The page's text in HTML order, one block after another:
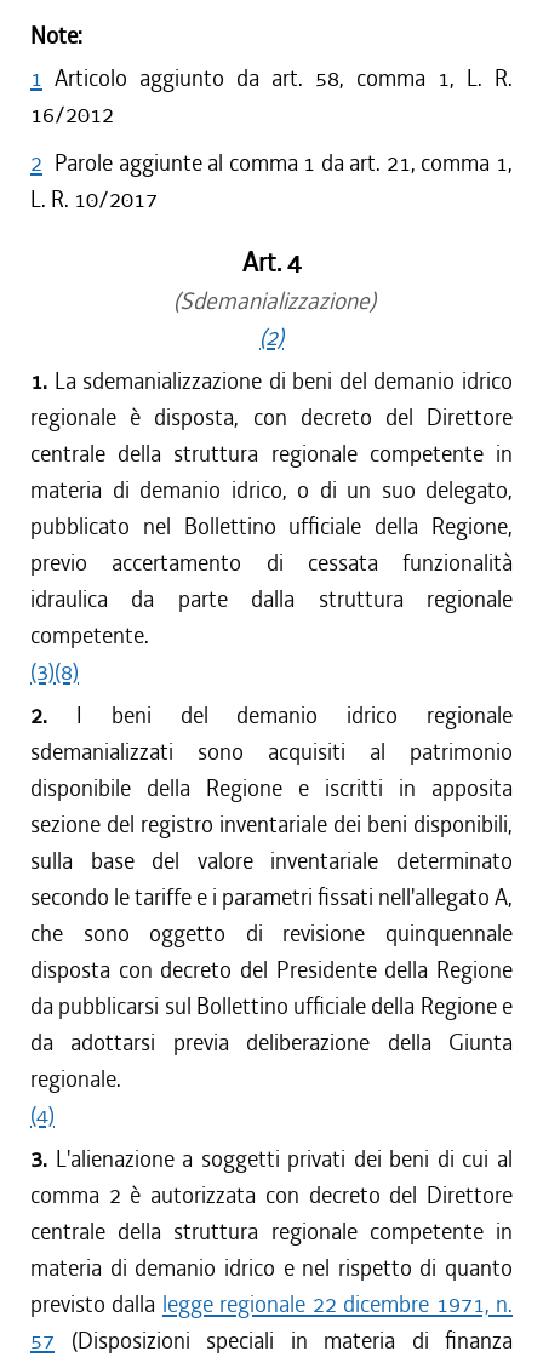
Note:
1 Articolo aggiunto da art. 58, comma 1, L. R.
16/2012
2 Parole aggiunte al comma 1 da art. 21, comma 1,
L. R. 10/2017
Art. 4
(Sdemanializzazione)
(2)
1. La sdemanializzazione di beni del demanio idrico
regionale è disposta, con decreto del Direttore
centrale della struttura regionale competente in
materia di demanio idrico, o di un suo delegato,
pubblicato nel Bollettino ufficiale della Regione,
previo accertamento di cessata funzionalità
idraulica da parte dalla struttura regionale
competente.
(3)(8)
2. I beni del demanio idrico regionale
sdemanializzati sono acquisiti al patrimonio
disponibile della Regione e iscritti in apposita
sezione del registro inventariale dei beni disponibili,
sulla base del valore inventariale determinato
secondo le tariffe e i parametri fissati nell'allegato A,
che sono oggetto di revisione quinquennale
disposta con decreto del Presidente della Regione
da pubblicarsi sul Bollettino ufficiale della Regione e
da adottarsi previa deliberazione della Giunta
regionale.
(4)
3. L'alienazione a soggetti privati dei beni di cui al
comma 2 è autorizzata con decreto del Direttore
centrale della struttura regionale competente in
materia di demanio idrico e nel rispetto di quanto
previsto dalla legge regionale 22 dicembre 1971, n.
57 (Disposizioni speciali in materia di finanza